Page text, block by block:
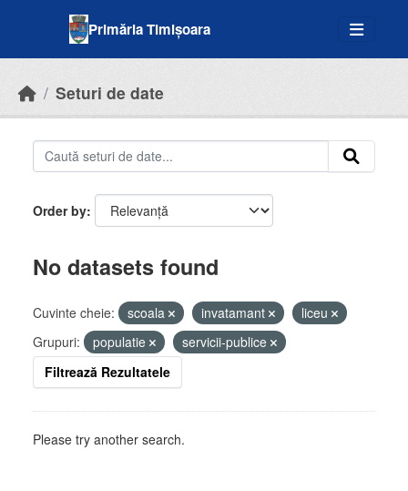
Primăria Timișoara
Seturi de date
Order by
No datasets found
Cuvinte cheie: scoala invatamant
liceu
Grupuri:
populatie
servicii-publice
Filtrează Rezultatele
Please try another search.